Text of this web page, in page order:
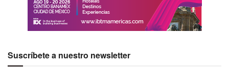
Suscríbete a nuestro newsletter